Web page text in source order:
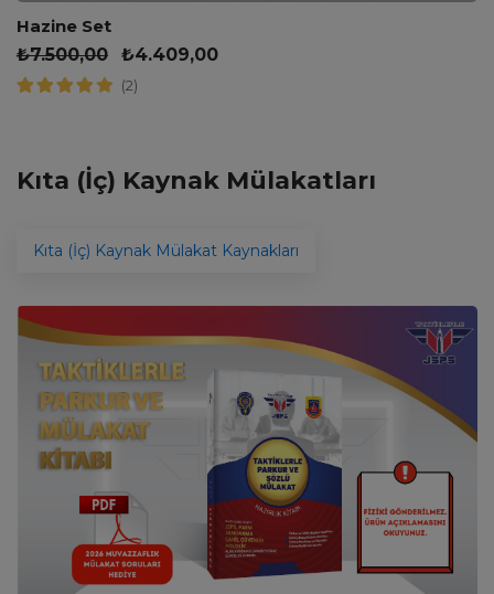
Hazine Set
₺7.500,00 ₺4.409,00
(2)
Kıta (İç) Kaynak Mülakatları
Kıta (İç) Kaynak Mülakat Kaynakları